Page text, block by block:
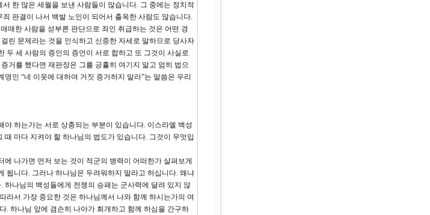
한 많은 세월을 보낸 사람들이 많습니다. 그 중에는 정치적
판결이 나서 백발 노인이 되어서 출옥한 사람도 많습니다.
매한 사람을 섣부른 판단으로 죄인 취급하는 것은 어떤 경
린 문제라는 것을 인식하고 신중한 자세로 말하므로 당사자
두 세 사람의 증인의 증언이 서로 합하고 또 그것이 사실로
거를 했다면 재판장은 그를 긍휼히 여기지 말고 엄히 법으
인 “네 이웃에 대하여 거짓 증거하지 말라”는 말씀은 우리
하는가는 서로 상충되는 부분이 있습니다. 이스라엘 백성
마다 지켜야 할 하나님의 법도가 있습니다. 그것이 무엇입
나가면 먼저 보는 것이 적군의 병력이 어떠한가 살펴보게
됩니다. 그러나 하나님은 두려워하지 말라고 하십니다. 왜냐
나님의 백성들에게 전쟁의 승패는 군사력에 달려 있지 않
라서 가장 중요한 것은 하나님께서 나와 함께 하시는가의 여
. 하나님 앞에 겸손히 나아가 회개하고 함께 하심을 간구하